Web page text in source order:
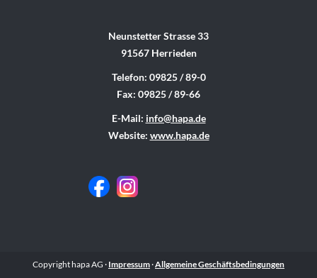
Neunstetter Strasse 33
91567 Herrieden
Telefon: 09825 / 89-0
Fax: 09825 / 89-66
E-Mail: info@hapa.de
Website: www.hapa.de
Copyright hapa AG · Impressum·Allgemeine Geschäftsbedingungen